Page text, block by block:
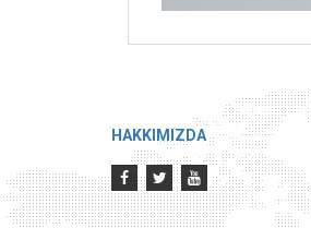
HAKKIMIZDA